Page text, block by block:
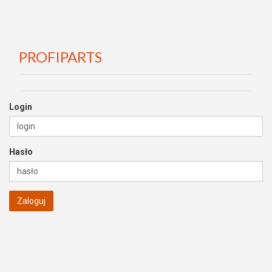
PROFIPARTS
Login
Hasło
Zaloguj